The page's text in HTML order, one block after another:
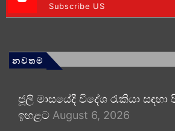
Subscribe US
නවතම
ජූලි මාසයේදී විදේශ රැකියා
ඉහළට August 6, 2026